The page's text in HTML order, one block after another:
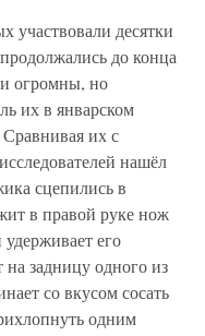
участвовали десятки
до конца
огромны, но
их в январском
их с
нашёл
сцепились в
в правой руке нож
его
задницу одного из
со вкусом сосать
одним